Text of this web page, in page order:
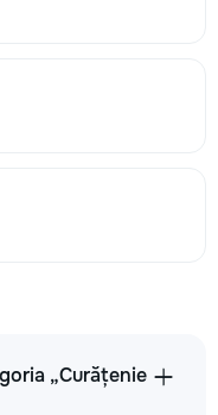
„Curățenie